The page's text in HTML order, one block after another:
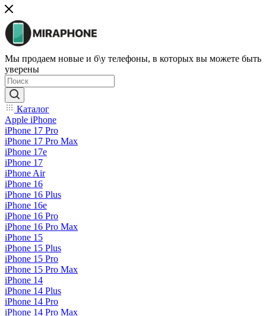
Мы продаем новые и б\у телефоны, в которых вы можете быть
уверены
Каталог
Apple iPhone
iPhone 17 Pro
iPhone 17 Pro Max
iPhone 17e
iPhone 17
iPhone Air
iPhone 16
iPhone 16 Plus
iPhone 16e
iPhone 16 Pro
iPhone 16 Pro Max
iPhone 15
iPhone 15 Plus
iPhone 15 Pro
iPhone 15 Pro Max
iPhone 14
iPhone 14 Plus
iPhone 14 Pro
iPhone 14 Pro Max